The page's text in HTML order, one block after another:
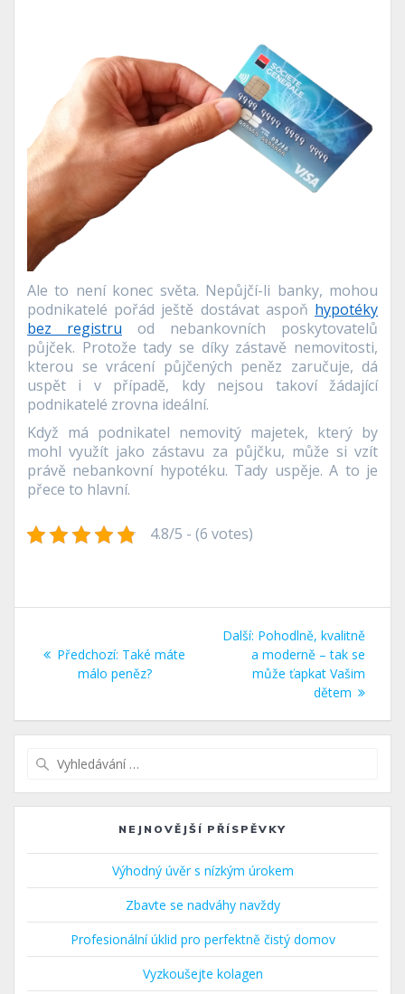
Ale to není konec světa. Nepůjčí-li banky, mohou
podnikatelé pořád ještě dostávat aspoň hypotéky
bez registru od nebankovních poskytovatelů
půjček. Protože tady se díky zástavě nemovitosti,
kterou se vrácení půjčených peněz zaručuje, dá
uspět i v případě, kdy nejsou takoví žádající
podnikatelé zrovna ideální.
Když má podnikatel nemovitý majetek, který by
mohl využít jako zástavu za půjčku, může si vzít
právě nebankovní hypotéku. Tady uspěje. A to je
přece to hlavní.
4.8/5 - (6 votes)
proPředchozí: Předchozí
příspěvek:
Také máte
málo peněz?
Další: Další
příspěvek:
Pohodlně, kvalitně
a moderně – tak se
může ťapkat Vašim
dětem
NEJNOVĚJŠÍ PŘÍSPĚVKY
Výhodný úvěr s nízkým úrokem
Zbavte se nadváhy navždy
Profesionální úklid pro perfektně čistý domov
Vyzkoušejte kolagen